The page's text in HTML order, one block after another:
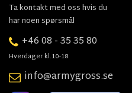
Ta kontakt med oss hvis du
har noen spørsmål
+46 08 - 35 35 80
Hverdager kl.10-18
info@armygross.se